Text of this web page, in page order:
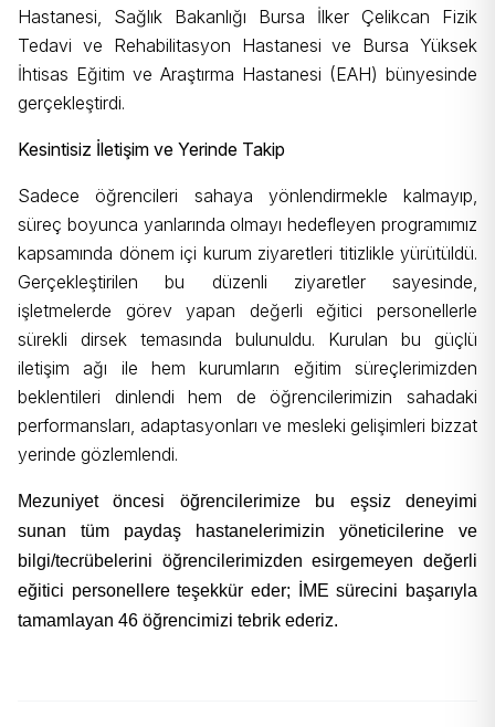
Hastanesi,
Sağlık Bakanlığı Bursa İlker Çelikcan Fizik
Tedavi ve Rehabilitasyon Hastanesi ve Bursa Yüksek
İhtisas Eğitim ve Araştırma Hastanesi (EAH) bünyesinde
gerçekleştirdi.
Kesintisiz İletişim ve Yerinde Takip
Sadece öğrencileri sahaya yönlendirmekle kalmayıp,
süreç boyunca yanlarında olmayı hedefleyen programımız
kapsamında dönem içi kurum ziyaretleri titizlikle yürütüldü.
Gerçekleştirilen bu düzenli ziyaretler sayesinde,
işletmelerde görev yapan değerli eğitici personellerle
sürekli dirsek temasında bulunuldu. Kurulan bu güçlü
iletişim ağı ile hem kurumların eğitim süreçlerimizden
beklentileri dinlendi hem de öğrencilerimizin sahadaki
performansları, adaptasyonları ve mesleki gelişimleri bizzat
yerinde gözlemlendi.
Mezuniyet öncesi öğrencilerimize bu eşsiz deneyimi
sunan tüm paydaş hastanelerimizin yöneticilerine ve
bilgi/tecrübelerini öğrencilerimizden esirgemeyen değerli
eğitici personellere teşekkür eder; İME sürecini başarıyla
tamamlayan 46 öğrencimizi tebrik ederiz.